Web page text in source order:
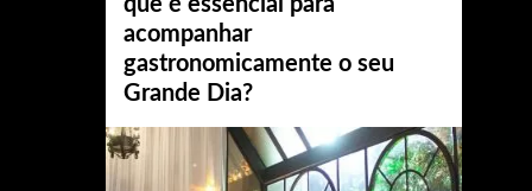
que é essencial para
acompanhar
gastronomicamente o seu
Grande Dia?